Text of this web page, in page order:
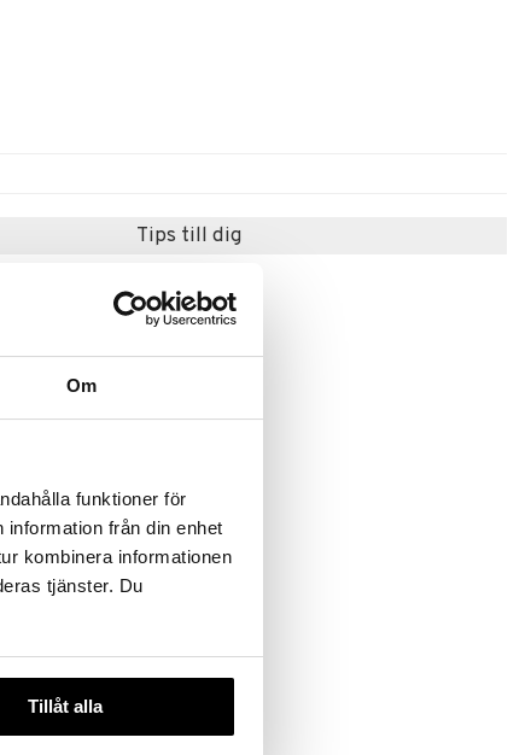
Om
funktioner för
från din enhet
kombinera informationen
tjänster. Du
Tillåt alla
Tips till dig